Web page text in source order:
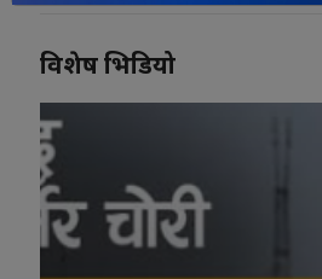
विशेष भिडियो